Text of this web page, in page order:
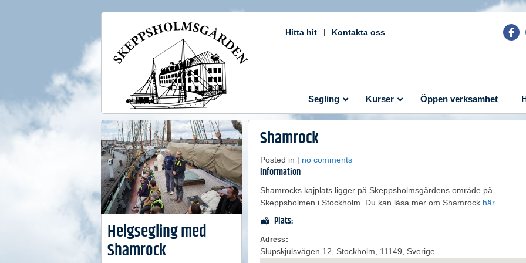
Hitta hit Kontakta oss
Segling Kurser Öppen verksamhet
Helgsegling med
Shamrock
Shamrock
Posted in | no comments
Information
Shamrocks kajplats ligger på Skeppsholmsgårdens område på
Skeppsholmen i Stockholm. Du kan läsa mer om Shamrock här.
Plats:
Adress:
Slupskjulsvägen 12 Stockholm 11149 Sverige